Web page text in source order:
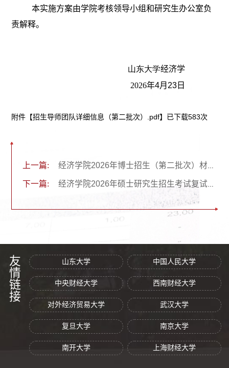
本实施方案由学院考核领导小组和研究生办公室负
责解释。
山东大学经济学
2026年4月 23 日
附件【招生导师团队详细信息（第二批次）.pdf】已下载583次
上一篇: 经济学院2026年博士招生（第二批次）材料审核成绩公示
下一篇: 经济学院2026年硕士研究生招生考试复试录取工作方案
友情链接 山东大学 中国人民大学
中央财经大学 西南财经大学
对外经济贸易大学 武汉大学
复旦大学 南京大学
南开大学 上海财经大学